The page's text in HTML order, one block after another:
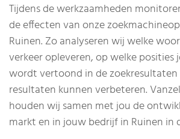
Tijdens de werkzaamheden
de effecten van onze
Ruinen. Zo analyseren wij welke
verkeer opleveren, op welke
wordt vertoond in de zoekresultaten
resultaten kunnen verbeteren.
houden wij samen met jou de
markt en in jouw bedrijf in Ruinen in